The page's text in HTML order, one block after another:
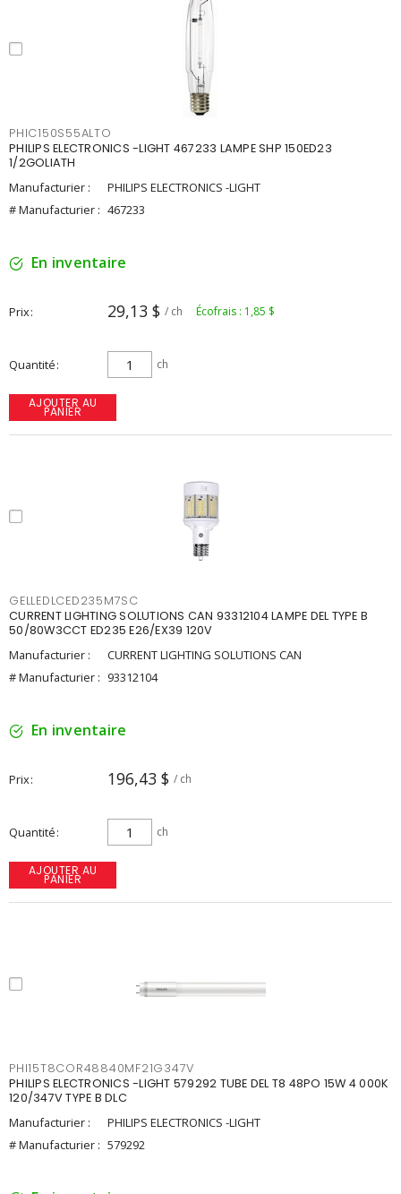
PHIC150S55ALTO
PHILIPS ELECTRONICS -LIGHT 467233 LAMPE SHP 150ED23
1/2GOLIATH
Manufacturier :
PHILIPS ELECTRONICS -LIGHT
# Manufacturier : 467233
En inventaire
Prix 29,13 $ / ch Écofrais : 1,85 $
Quantité ch
AJOUTER AU
PANIER
GELLEDLCED235M7SC
CURRENT LIGHTING SOLUTIONS CAN 93312104 LAMPE DEL TYPE B
50/80W3CCT ED235 E26/EX39 120V
Manufacturier :
CURRENT LIGHTING SOLUTIONS CAN
# Manufacturier : 93312104
En inventaire
Prix 196,43 $ / ch
Quantité ch
AJOUTER AU
PANIER
PHI15T8COR48840MF21G347V
PHILIPS ELECTRONICS -LIGHT 579292 TUBE DEL T8 48PO 15W 4 000K
120/347V TYPE B DLC
Manufacturier :
PHILIPS ELECTRONICS -LIGHT
# Manufacturier : 579292